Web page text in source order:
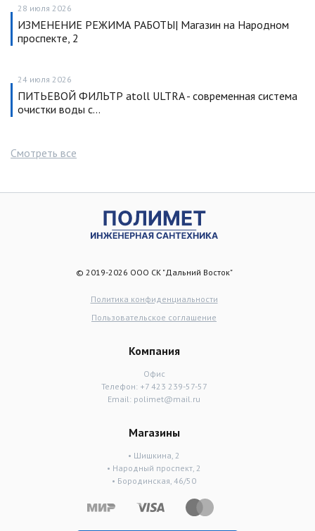
28 июля 2026
ИЗМЕНЕНИЕ РЕЖИМА РАБОТЫ| Магазин на Народном
проспекте, 2
24 июля 2026
ПИТЬЕВОЙ ФИЛЬТР atoll ULTRA - современная система
очистки воды с…
Смотреть все
© 2019-2026 ООО СК "Дальний Восток"
Политика конфиденциальности
Пользовательское соглашение
Компания
Офис
Телефон: +7 423 239-57-57
Email: polimet@mail.ru
Магазины
• Шишкина, 2
• Народный проспект, 2
• Бородинская, 46/50